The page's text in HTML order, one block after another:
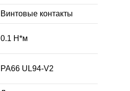
Винтовые контакты
0.1 Н*м
PA66 UL94-V2